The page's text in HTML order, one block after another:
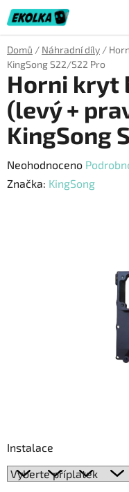
Přejít
na
obsah
Domů / Náhradní díly /
KingSong S22/S22 Pro
Instalace
Horni kryt
(levý +
KingSong
Průměrné
hodnocení
Neohodnoceno
Značka: KingSong